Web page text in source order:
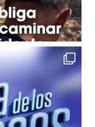
de La Casa de